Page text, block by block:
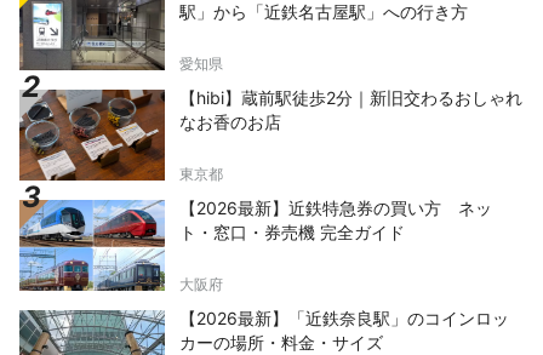
駅」から「近鉄名古屋駅」への行き方
愛知県
【hibi】蔵前駅徒歩2分｜新旧交わるおしゃれ
なお香のお店
東京都
【2026最新】近鉄特急券の買い方 ネッ
ト・窓口・券売機 完全ガイド
大阪府
【2026最新】「近鉄奈良駅」のコインロッ
カーの場所・料金・サイズ